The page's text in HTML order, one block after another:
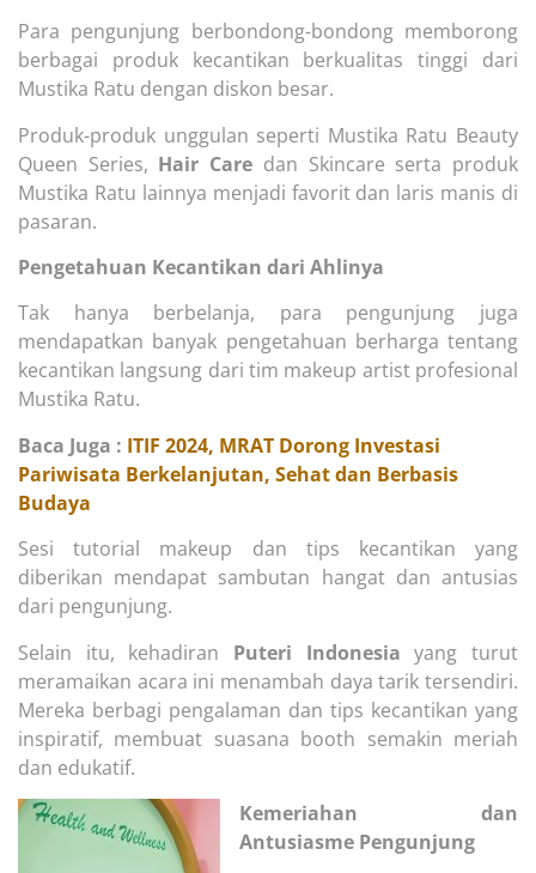
Para pengunjung berbondong-bondong memborong
berbagai produk kecantikan berkualitas tinggi dari
Mustika Ratu dengan diskon besar.
Produk-produk unggulan seperti Mustika Ratu Beauty
Queen Series, Hair Care dan Skincare serta produk
Mustika Ratu lainnya menjadi favorit dan laris manis di
pasaran.
Pengetahuan Kecantikan dari Ahlinya
Tak hanya berbelanja, para pengunjung juga
mendapatkan banyak pengetahuan berharga tentang
kecantikan langsung dari tim makeup artist profesional
Mustika Ratu.
Baca Juga : ITIF 2024, MRAT Dorong Investasi
Pariwisata Berkelanjutan, Sehat dan Berbasis
Budaya
Sesi tutorial makeup dan tips kecantikan yang
diberikan mendapat sambutan hangat dan antusias
dari pengunjung.
Selain itu, kehadiran Puteri Indonesia yang turut
meramaikan acara ini menambah daya tarik tersendiri.
Mereka berbagi pengalaman dan tips kecantikan yang
inspiratif, membuat suasana booth semakin meriah
dan edukatif.
Kemeriahan dan
Antusiasme Pengunjung